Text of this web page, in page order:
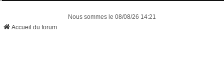
Nous sommes le 08/08/26 14:21
Accueil du forum